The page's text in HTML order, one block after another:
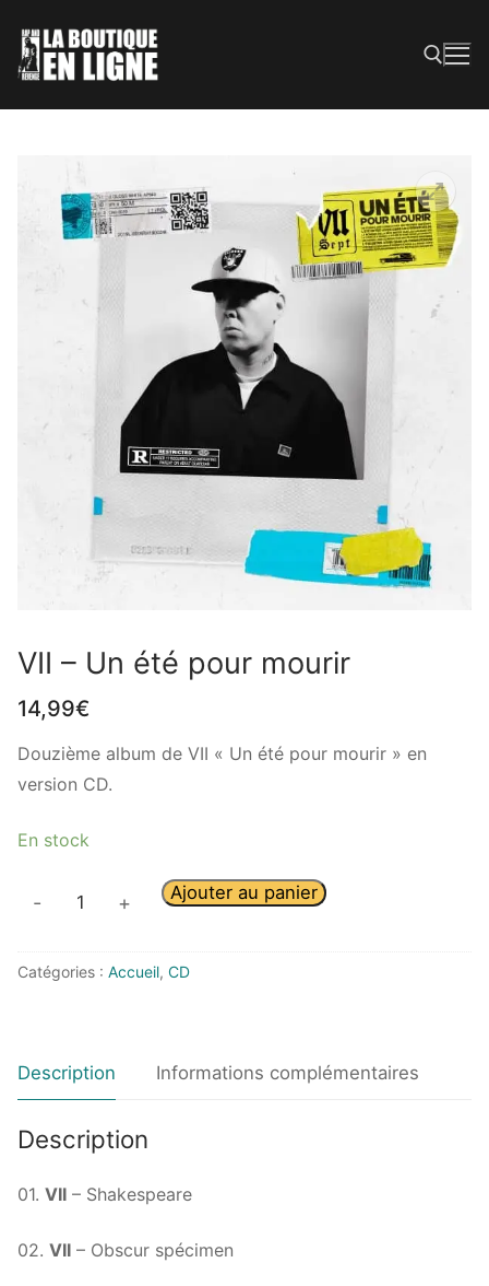
VII – Un été pour mourir
14,99€
Douzième album de VII « Un été pour mourir » en
version CD.
En stock
- + Ajouter au panier
Catégories : Accueil, CD
Description Informations complémentaires
Description
01. VII – Shakespeare
02. VII – Obscur spécimen